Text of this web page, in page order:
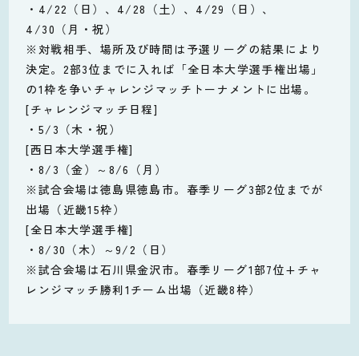
・4/22（日）、4/28（土）、4/29（日）、
4/30（月・祝）
※対戦相手、場所及び時間は予選リーグの結果により
決定。2部3位までに入れば「全日本大学選手権出場」
の1枠を争いチャレンジマッチトーナメントに出場。
[チャレンジマッチ日程]
・5/3（木・祝）
[西日本大学選手権]
・8/3（金）～8/6（月）
※試合会場は徳島県徳島市。春季リーグ3部2位までが
出場（近畿15枠）
[全日本大学選手権]
・8/30（木）～9/2（日）
※試合会場は石川県金沢市。春季リーグ1部7位+チャ
レンジマッチ勝利1チーム出場（近畿8枠）